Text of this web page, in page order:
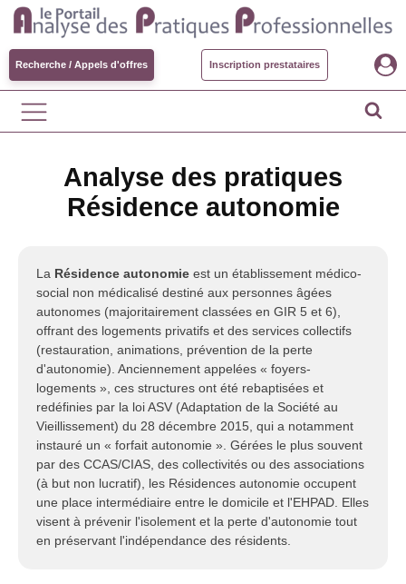
Recherche / Appels d'offres Inscription prestataires
Analyse des pratiques
Résidence autonomie
La Résidence autonomie est un établissement médico-
social non médicalisé destiné aux personnes âgées
autonomes (majoritairement classées en GIR 5 et 6),
offrant des logements privatifs et des services collectifs
(restauration, animations, prévention de la perte
d'autonomie). Anciennement appelées « foyers-
logements », ces structures ont été rebaptisées et
redéfinies par la loi ASV (Adaptation de la Société au
Vieillissement) du 28 décembre 2015, qui a notamment
instauré un « forfait autonomie ». Gérées le plus souvent
par des CCAS/CIAS, des collectivités ou des associations
(à but non lucratif), les Résidences autonomie occupent
une place intermédiaire entre le domicile et l'EHPAD. Elles
visent à prévenir l'isolement et la perte d'autonomie tout
en préservant l'indépendance des résidents.